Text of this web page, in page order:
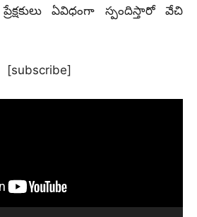
ఏవిధంగా స్పందిస్తారో వేచి
[subscribe]